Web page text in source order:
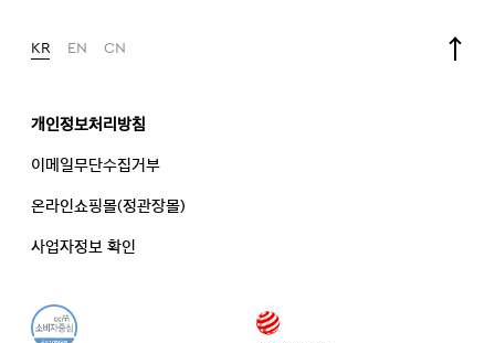
KR EN CN
개인정보처리방침
이메일무단수집거부
온라인쇼핑몰(정관장몰)
사업자정보 확인